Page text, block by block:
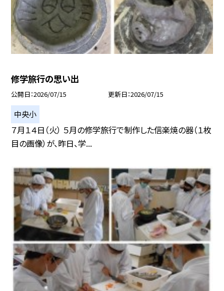
修学旅行の思い出
公開日 2026/07/15 更新日 2026/07/15
中央小
７月１４日（火） ５月の修学旅行で制作した信楽焼の器（１枚
目の画像）が、昨日、学...